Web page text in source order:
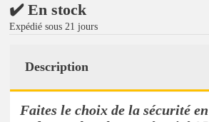
✔️ En stock
Expédié sous 21 jours
Description
Faites le choix de la sécurité